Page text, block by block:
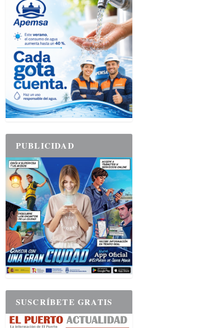
PUBLICIDAD
SUSCRÍBETE GRATIS